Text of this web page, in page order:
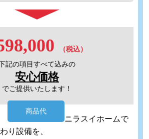
（税込）
記の項目すべて込みの
安心価格
でご提供いたします！
商品代
ニラスイホームで
り設備を、